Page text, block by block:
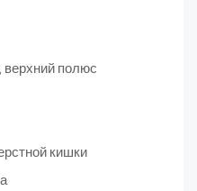
верхний полюс
кишки